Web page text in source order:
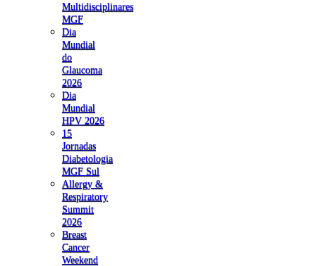
Multidisciplinares
MGF
Dia
Mundial
do
Glaucoma
2026
Dia
Mundial
HPV 2026
15
Jornadas
Diabetologia
MGF Sul
Allergy &
Respiratory
Summit
2026
Breast
Cancer
Weekend